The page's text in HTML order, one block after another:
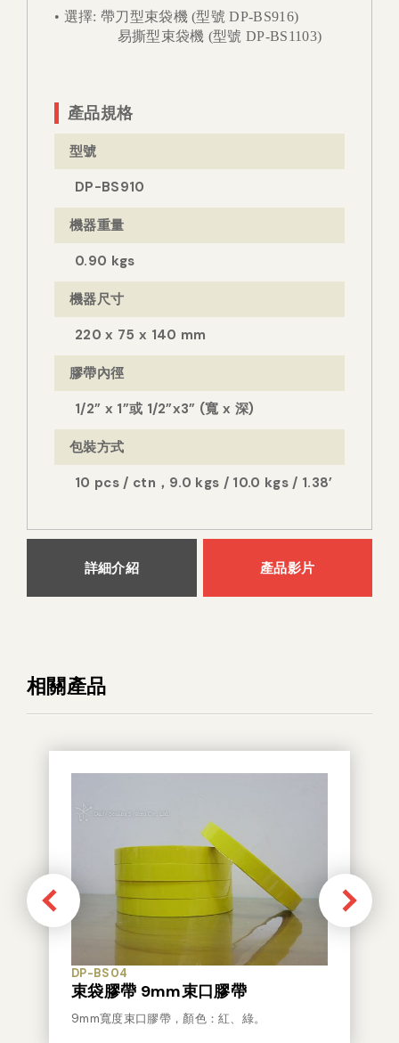
• 選擇: 帶刀型束袋機 (型號 DP-BS916)
易撕型束袋機 (型號 DP-BS1103)
產品規格
型號
DP-BS910
機器重量
0.90 kgs
機器尺寸
220 x 75 x 140 mm
膠帶內徑
1/2” x 1”或 1/2”x3” (寬 x 深)
包裝方式
10 pcs / ctn，9.0 kgs / 10.0 kgs / 1.38’
詳細介紹 產品影片
相關產品
DP-BS04
束袋膠帶 9mm束口膠帶
9mm寬度束口膠帶，顏色：紅、綠。